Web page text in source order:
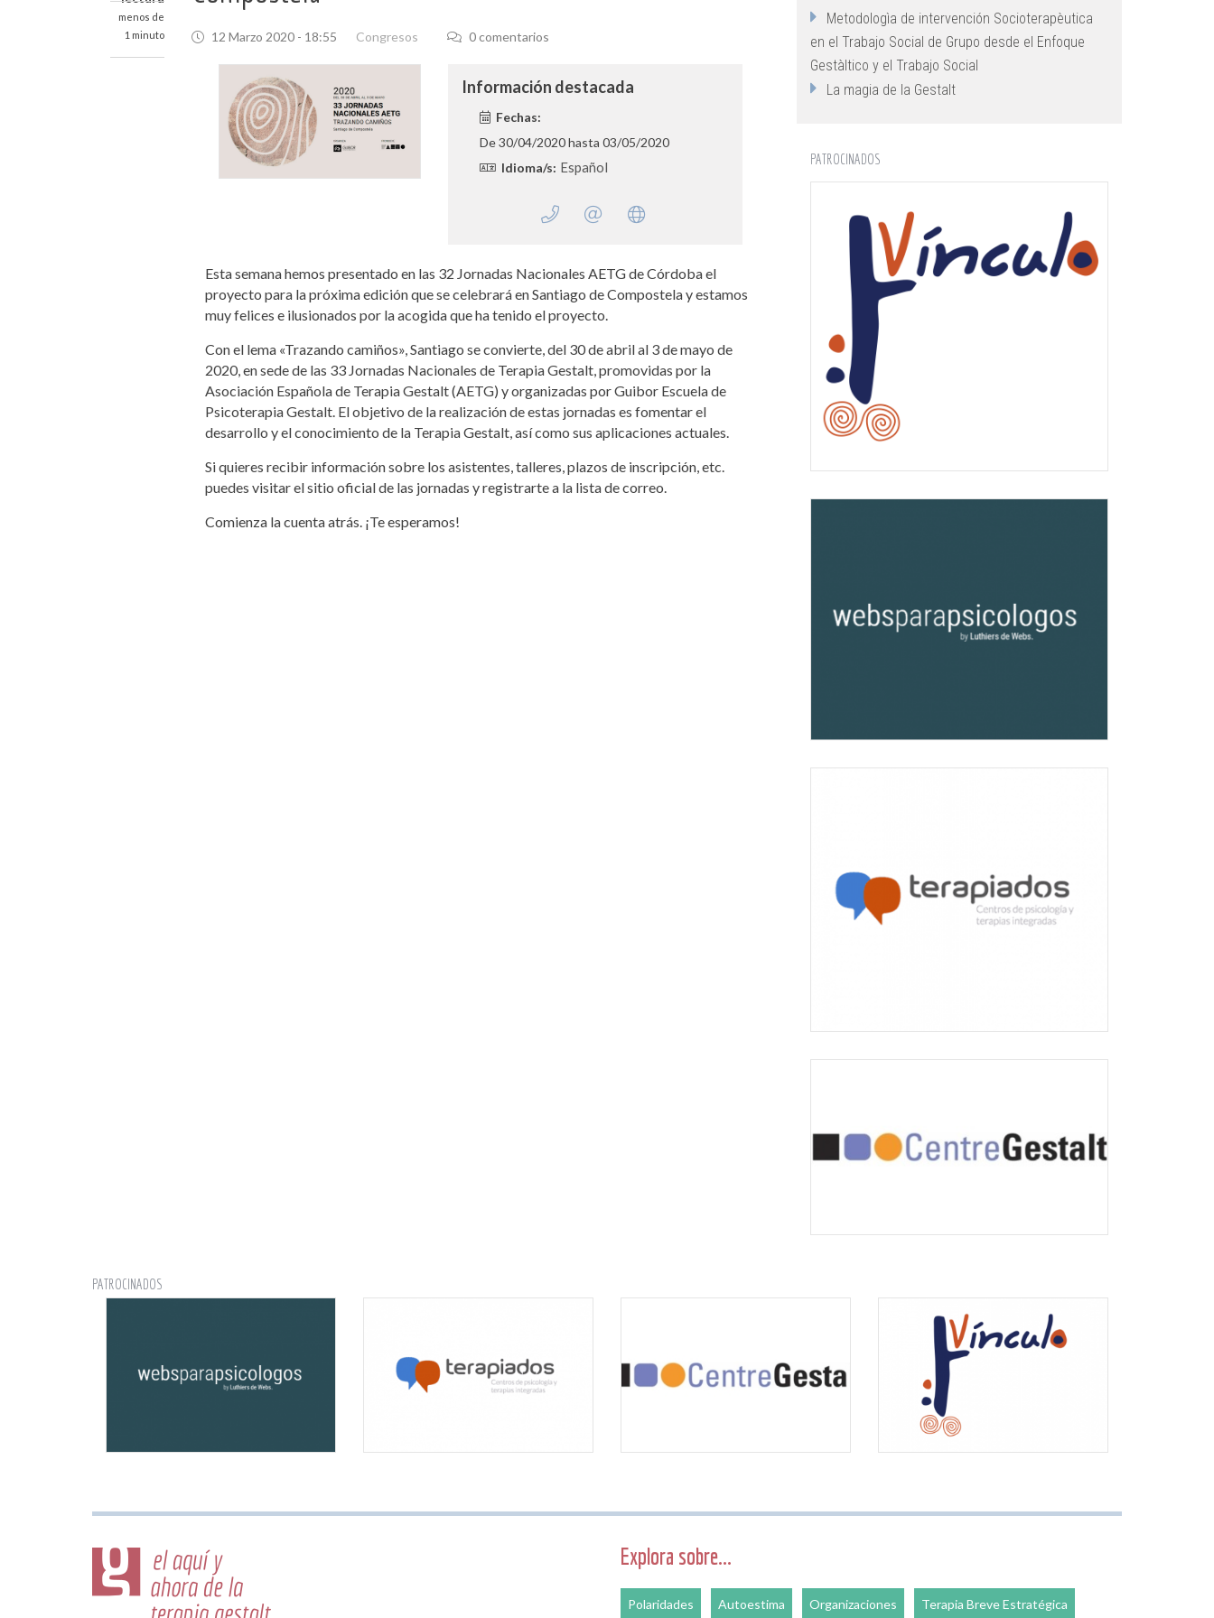
menos de
1 minuto
12 Marzo 2020 - 18:55 Congresos 0 comentarios
Información destacada
Fechas:
De30/04/2020hasta03/05/2020
Idioma/s: Español
Esta semana hemos presentado en las 32 Jornadas Nacionales AETG de Córdoba el
proyecto para la próxima edición que se celebrará en Santiago de Compostela y estamos
muy felices e ilusionados por la acogida que ha tenido el proyecto.
Con el lema «Trazando camiños», Santiago se convierte, del 30 de abril al 3 de mayo de
2020, en sede de las 33 Jornadas Nacionales de Terapia Gestalt, promovidas por la
Asociación Española de Terapia Gestalt (AETG) y organizadas por Guibor Escuela de
Psicoterapia Gestalt. El objetivo de la realización de estas jornadas es fomentar el
desarrollo y el conocimiento de la Terapia Gestalt, así como sus aplicaciones actuales.
Si quieres recibir información sobre los asistentes, talleres, plazos de inscripción, etc.
puedes visitar el sitio oficial de las jornadas y registrarte a la lista de correo.
Comienza la cuenta atrás. ¡Te esperamos!
Metodologìa de intervención Socioterapèutica
en el Trabajo Social de Grupo desde el Enfoque
Gestàltico y el Trabajo Social
La magia de la Gestalt
PATROCINADOS
PATROCINADOS
Explora sobre...
Polaridades Autoestima Organizaciones Terapia Breve Estratégica